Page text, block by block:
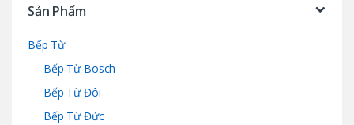
Sản Phẩm
Bếp Từ
Bếp Từ Bosch
Bếp Từ Đôi
Bếp Từ Đức